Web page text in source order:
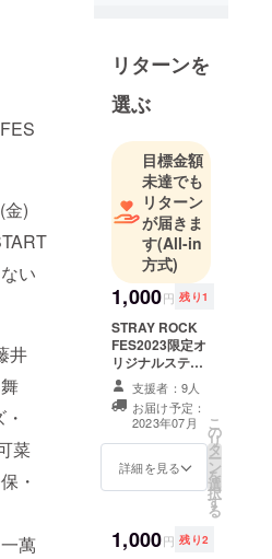
)
い
井
菜
・
萬
リターンを
選ぶ
目標金額
未達でも
リターン
が届きま
す(All-in
方式)
1,000円 残り1
STRAY ROCK
FES2023限定オ
リジナルステッ
カー（1枚）
【松野犬バー
ジョン】 オリジ
ナルデザインの
ステッカー（松
野犬バージョ
支援者：9人
お届け予定：
2023年07月
詳細を見る
こ
の
リ
タ
ー
ン
を
選
択
す
る
1,000円 残り2